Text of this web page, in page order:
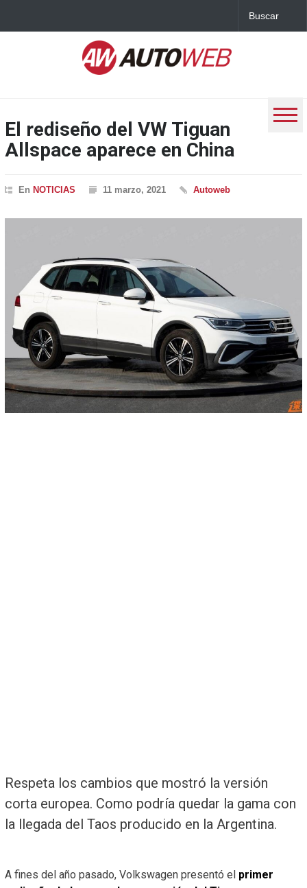
El rediseño del VW Tiguan
Allspace aparece en China
En NOTICIAS 11 marzo, 2021 Autoweb
Respeta los cambios que mostró la versión
corta europea. Como podría quedar la gama con
la llegada del Taos producido en la Argentina.
A fines del año pasado, Volkswagen presentó el primer